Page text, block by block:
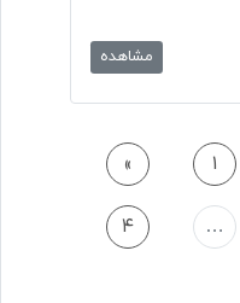
مشاهده
«Previous Page
۱
۴ …